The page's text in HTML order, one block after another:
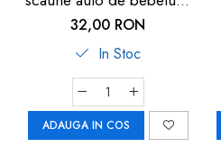
neagra, Reer
32,00 RON
In Stoc
ADAUGA IN COS